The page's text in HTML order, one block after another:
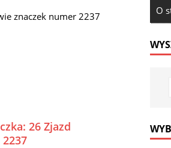
znaczek numer 2237
26 Zjazd
O